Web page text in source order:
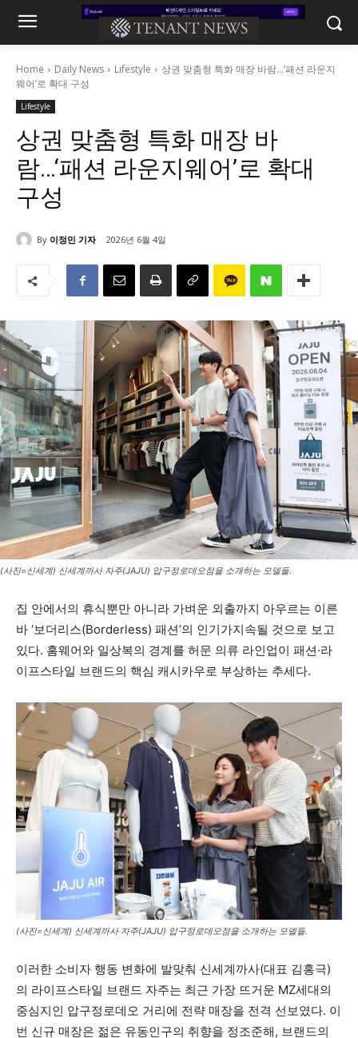
Home Daily News Lifestyle
상권 맞춤형 특화 매장 바람...‘패션 라운지
웨어’로 확대 구성
Lifestyle
상권 맞춤형 특화 매장 바
람…‘패션 라운지웨어’로 확대
구성
By 이정민 기자 2026년 6월 4일
(사진=신세계) 신세계까사 자주(JAJU) 압구정로데오점을 소개하는 모델들.
집 안에서의 휴식뿐만 아니라 가벼운 외출까지 아우르는 이른
바 ‘보더리스(Borderless) 패션’의 인기가지속될 것으로 보고
있다. 홈웨어와 일상복의 경계를 허문 의류 라인업이 패션·라
이프스타일 브랜드의 핵심 캐시카우로 부상하는 추세다.
(사진=신세계) 신세계까사 자주(JAJU) 압구정로데오점을 소개하는 모델들.
이러한 소비자 행동 변화에 발맞춰 신세계까사(대표 김홍극)
의 라이프스타일 브랜드 자주는 최근 가장 뜨거운 MZ세대의
중심지인 압구정로데오 거리에 전략 매장을 전격 선보였다. 이
번 신규 매장은 젊은 유동인구의 취향을 정조준해, 브랜드의